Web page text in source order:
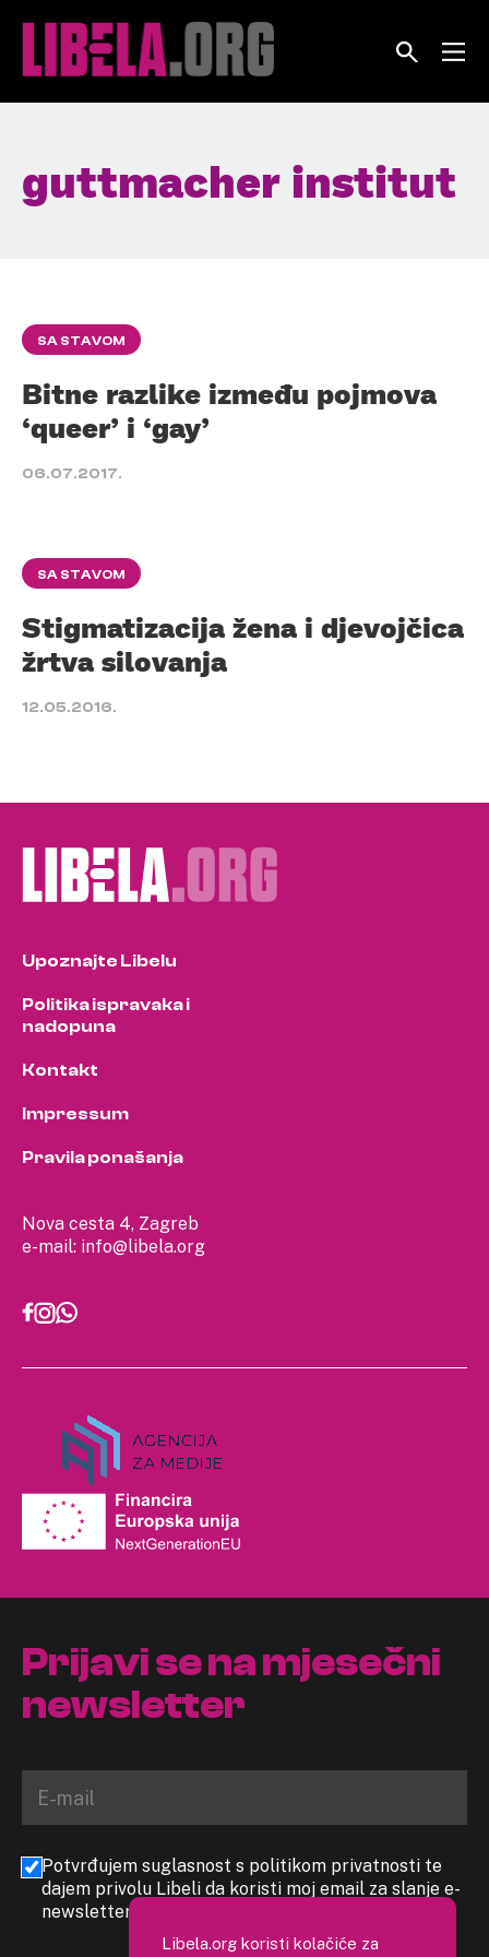
guttmacher institut
SA STAVOM
Bitne razlike između pojmova
‘queer’ i ‘gay’
06.07.2017.
SA STAVOM
Stigmatizacija žena i djevojčica
žrtva silovanja
12.05.2016.
Nova cesta 4, Zagreb
e-mail: info@libela.org
Upoznajte Libelu
Politika ispravaka i
nadopuna
Kontakt
Impressum
Pravila ponašanja
Prijavi se na mjesečni
newsletter
Potvrđujem suglasnost s politikom privatnosti te
dajem privolu Libeli da koristi moj email za slanje e-
newslettera
Libela.org koristi kolačiće za